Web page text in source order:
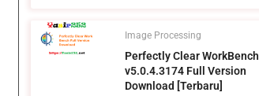
Image Processing
Perfectly Clear WorkBench
v5.0.4.3174 Full Version
Download [Terbaru]